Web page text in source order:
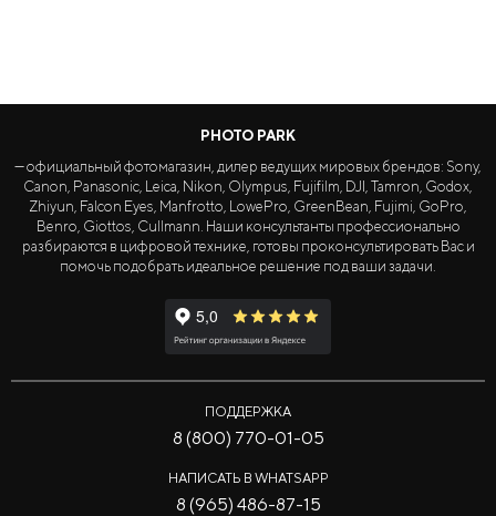
PHOTO PARK
— официальный фотомагазин, дилер ведущих мировых брендов: Sony,
Canon, Panasonic, Leica, Nikon, Olympus, Fujifilm, DJI, Tamron, Godox,
Zhiyun, Falcon Eyes, Manfrotto, LowePro, GreenBean, Fujimi, GoPro,
Benro, Giottos, Cullmann. Наши консультанты профессионально
разбираются в цифровой технике, готовы проконсультировать Вас и
помочь подобрать идеальное решение под ваши задачи.
ПОДДЕРЖКА
8 (800) 770-01-05
НАПИСАТЬ В WHATSAPP
8 (965) 486-87-15